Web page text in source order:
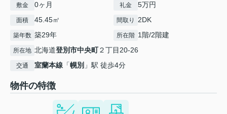
敷金 0ヶ月 礼金 5万円
面積 45.45㎡ 間取り 2DK
築年数 築29年 所在階 1階/2階建
所在地 北海道登別市中央町２丁目20-26
交通 室蘭本線 「幌別 」駅 徒歩4分
物件の特徴